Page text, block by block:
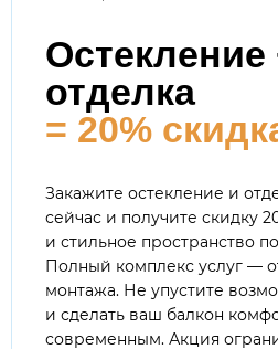
Остекление
отделка
= 20%
Закажите остекление и
сейчас и получите скидку
и стильное пространство
Полный комплекс услуг —
монтажа. Не упустите
и сделать ваш балкон
современным. Акция